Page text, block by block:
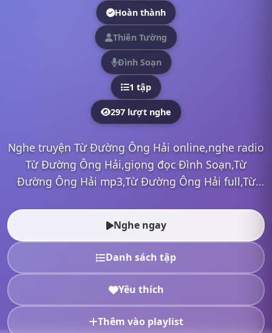
Hoàn thành
Thiên Tường
Đình Soạn
1 tập
297 lượt nghe
Nghe truyện Từ Đường Ông Hải online,nghe radio
Từ Đường Ông Hải,giọng đọc Đình Soạn,Từ
Đường Ông Hải mp3,Từ Đường Ông Hải full,Từ
Nghe ngay
Danh sách tập
Yêu thích
Thêm vào playlist